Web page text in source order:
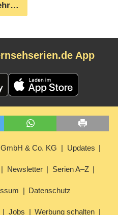
App
& Co. KG Updates
Newsletter Serien A–Z
Datenschutz
Jobs Werbung schalten